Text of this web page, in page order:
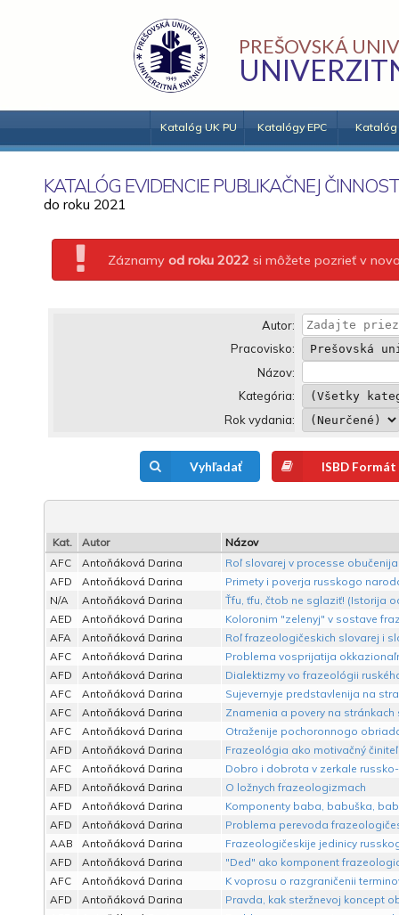
PREŠOVSKÁ
Katalóg UK PU Katalógy EPC Katalóg
KATALÓG EVIDENCIE PUBLIKAČNEJ
do roku 2021
Záznamyod roku 2022 si môžete pozrieť v
Autor:
Pracovisko:
Názov:
Kategória:
Rok vydania:
Vyhľadať ISBD Formát
Kat. Autor
Názov
AFC
Antoňáková Darina
Roľ slovarej v processe
AFD
Antoňáková Darina
Primety i poverja russkogo
N/A
Antoňáková Darina
Ťfu, ťfu, čtob ne sglaziť! (Istorija
AED
Antoňáková Darina
Koloronim "zelenyj" v sostave
AFA
Antoňáková Darina
Roľ frazeologičeskich slovarej i
AFC
Antoňáková Darina
Problema vosprijatija
AFD
Antoňáková Darina
Dialektizmy vo frazeológii
AFC
Antoňáková Darina
Sujevernyje predstavlenija na
AFC
Antoňáková Darina
Znamenia a povery na
AFC
Antoňáková Darina
Otraženije pochoronnogo
AFD
Antoňáková Darina
Frazeológia ako motivačný
AFC
Antoňáková Darina
Dobro i dobrota v zerkale
AFD
Antoňáková Darina
O ložnych frazeologizmach
AFD
Antoňáková Darina
Komponenty baba, babuška,
AFD
Antoňáková Darina
Problema perevoda
AAB
Antoňáková Darina
Frazeologičeskije jedinicy
AFD
Antoňáková Darina
"Ded" ako komponent
AFC
Antoňáková Darina
K voprosu o razgraničenii
AFD
Antoňáková Darina
Pravda, kak steržnevoj koncept